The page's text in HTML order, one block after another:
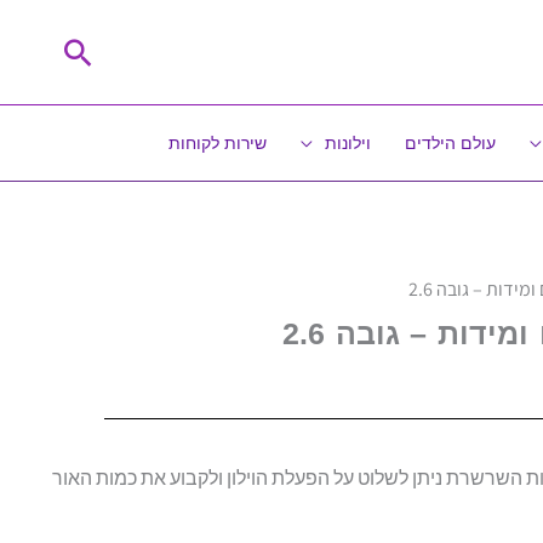
חיפוש
עולם הילדים וילונות שירות לקוחות
– גובה 2.6
– גובה 2.6
ניתן לשלוט על הפעלת הוילון ולקבוע את כמות האור